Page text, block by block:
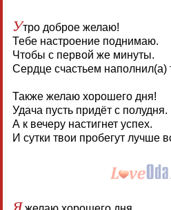
Утро доброе желаю!
Тебе настроение поднимаю.
Чтобы с первой же минуты.
Сердце счастьем наполнил(а)
Также желаю хорошего дня!
Удача пусть придёт с полудня.
А к вечеру настигнет успех.
И сутки твои пробегут лучше